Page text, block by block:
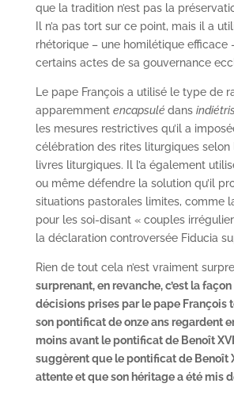
que la tradition n’est pas la
Il n’a pas tort sur ce point, mais il a
rhétorique – une homilétique efficace
certains actes de sa gouvernance
Le pape François a utilisé le type de
apparemment encapsulé dans
les mesures restrictives qu’il a
célébration des rites liturgiques selon
livres liturgiques. Il l’a également
ou même défendre la solution qu’il
situations pastorales limites, comme
pour les soi-disant « couples
la déclaration controversée Fiducia
Rien de tout cela n’est vraiment
surprenant, en revanche, c’est la
décisions prises par le pape François
son pontificat de onze ans regardent
moins avant le pontificat de Benoît
suggèrent que le pontificat de Benoît
attente et que son héritage a été mis